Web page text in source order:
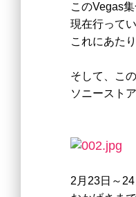
このVegas
現在行って
これにあたり
そして、こ
ソニースト
2月23日～